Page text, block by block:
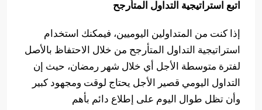
اتبع استراتيجية التداول المتأرجح
إذا كنت من المتداولين اليوميين، فيمكنك استخدام
استراتيجية التداول المتأرجح من خلال الاحتفاظ بالأصل
لفترة متوسطة الأجل أي خلال شهر رمضان، حيث إن
التداول اليومي قصير الأجل يحتاج لوقت ومجهود كبير
وأن تظل طوال اليوم على إطلاع دائم بأهم